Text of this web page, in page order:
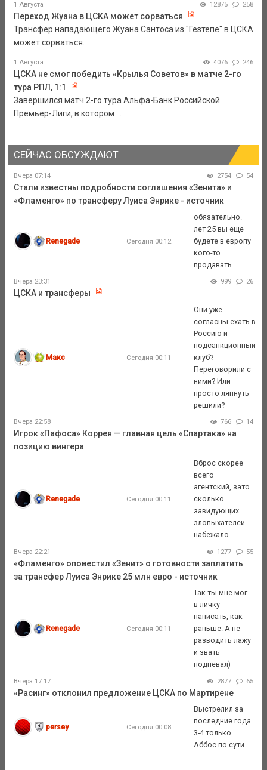
1 Августа 12875 258
Переход Жуана в ЦСКА может сорваться
Трансфер нападающего Жуана Сантоса из "Гезтепе" в ЦСКА
может сорваться.
1 Августа 4076 246
ЦСКА не смог победить «Крылья Советов» в матче 2-го
тура РПЛ, 1:1
Завершился матч 2-го тура Альфа-Банк Российской
Премьер-Лиги, в котором ...
СЕЙЧАС ОБСУЖДАЮТ
Вчера 07:14 2754 54
Стали известны подробности соглашения «Зенита» и
«Фламенго» по трансферу Луиса Энрике - источник
Renegade Сегодня 00:12
обязательно.
лет 25 вы еще
будете в европу
кого-то
продавать.
Вчера 23:31 999 26
ЦСКА и трансферы
Макс Сегодня 00:11
Они уже
согласны ехать в
Россию и
подсанкционный
клуб?
Переговорили с
ними? Или
просто ляпнуть
решили?
Вчера 22:58 766 14
Игрок «Пафоса» Коррея — главная цель «Спартака» на
позицию вингера
Renegade Сегодня 00:11
Вброс скорее
всего
агентский, зато
сколько
завидующих
злопыхателей
набежало
Вчера 22:21 1277 55
«Фламенго» оповестил «Зенит» о готовности заплатить
за трансфер Луиса Энрике 25 млн евро - источник
Renegade Сегодня 00:11
Так ты мне мог
в личку
написать, как
раньше. А не
разводить лажу
и звать
подпевал)
Вчера 17:17 2877 65
«Расинг» отклонил предложение ЦСКА по Мартирене
persey Сегодня 00:08
Выстрелил за
последние года
3-4 только
Аббос по сути.